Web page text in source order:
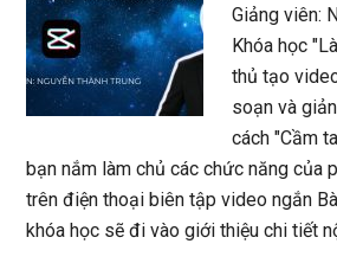
Giảng viên:
Khóa học
thủ tạo
soạn và
cách "Cầm
bạn nắm làm chủ các chức năng của
trên điện thoại biên tập video ngắn
khóa học sẽ đi vào giới thiệu chi tiết